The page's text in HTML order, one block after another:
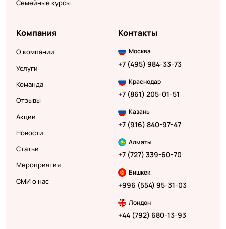
Семейные курсы
Компания
О компании
Услуги
Команда
Отзывы
Акции
Новости
Статьи
Мероприятия
СМИ о нас
Контакты
Москва
+7 (495) 984-33-73
Краснодар
+7 (861) 205-01-51
Казань
+7 (916) 840-97-47
Алматы
+7 (727) 339-60-70
Бишкек
+996 (554) 95-31-03
Лондон
+44 (792) 680-13-93